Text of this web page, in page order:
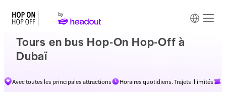
Tours en bus Hop-On Hop-Off à
Dubaï
Avec toutes les principales attractions Horaires quotidiens. Trajets illimités
Itinéraires